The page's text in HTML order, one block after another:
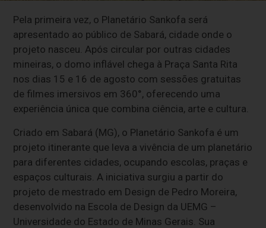
Pela primeira vez, o Planetário Sankofa será
apresentado ao público de Sabará, cidade onde o
projeto nasceu. Após circular por outras cidades
mineiras, o domo inflável chega à Praça Santa Rita
nos dias 15 e 16 de agosto com sessões gratuitas
de filmes imersivos em 360°, oferecendo uma
experiência única que combina ciência, arte e cultura.
Criado em Sabará (MG), o Planetário Sankofa é um
projeto itinerante que leva a vivência de um planetário
para diferentes cidades, ocupando escolas, praças e
espaços culturais. A iniciativa surgiu a partir do
projeto de mestrado em Design de Pedro Moreira,
desenvolvido na Escola de Design da UEMG –
Universidade do Estado de Minas Gerais. Sua